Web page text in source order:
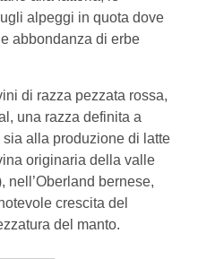
alpeggi in quota dove
abbondanza di erbe
di razza pezzata rossa,
una razza definita a
alla produzione di latte
originaria della valle
nell’Oberland bernese,
crescita del
del manto.